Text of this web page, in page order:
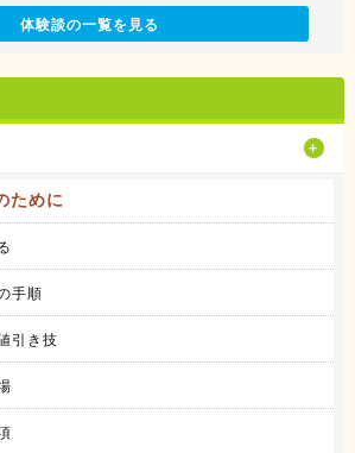
続きを見る
る訳で...
続きを見る
サカイ引越センターの体験談
社都合での引越しだったこともあり、費用は
アート引越センターの体験談
は、仕事の関係で人事異動があり、同じ県内
体験談の一覧を見る
ために
手順
引き技